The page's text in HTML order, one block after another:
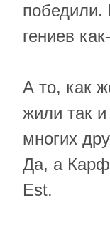
победили.
гениев
А то, как
жили так
многих
Да, а
Est.